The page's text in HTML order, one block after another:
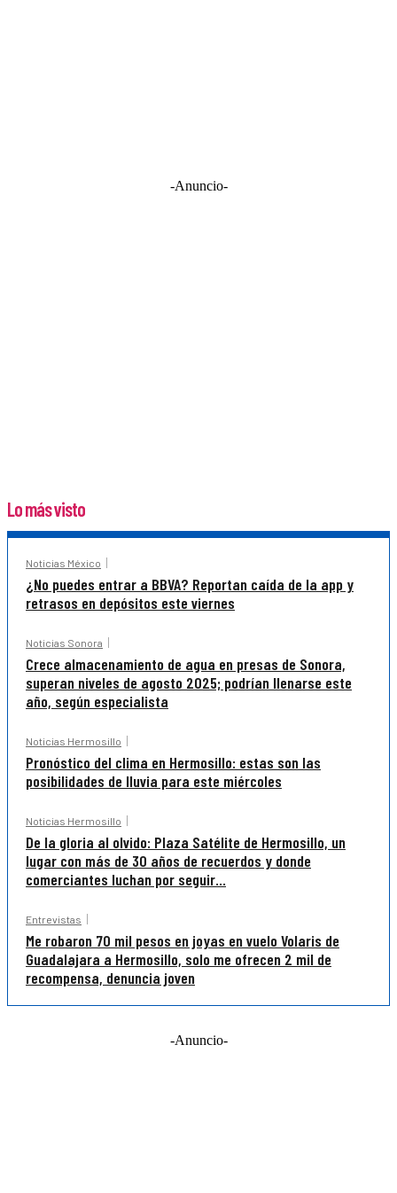
-Anuncio-
Lo más visto
Noticias México
¿No puedes entrar a BBVA? Reportan caída de la app y
retrasos en depósitos este viernes
Noticias Sonora
Crece almacenamiento de agua en presas de Sonora,
superan niveles de agosto 2025; podrían llenarse este
año, según especialista
Noticias Hermosillo
Pronóstico del clima en Hermosillo: estas son las
posibilidades de lluvia para este miércoles
Noticias Hermosillo
De la gloria al olvido: Plaza Satélite de Hermosillo, un
lugar con más de 30 años de recuerdos y donde
comerciantes luchan por seguir...
Entrevistas
Me robaron 70 mil pesos en joyas en vuelo Volaris de
Guadalajara a Hermosillo, solo me ofrecen 2 mil de
recompensa, denuncia joven
-Anuncio-